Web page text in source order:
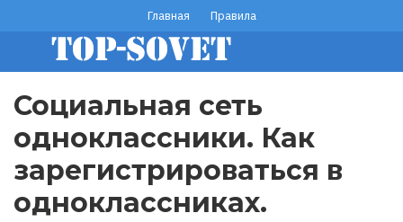
основному
содержанию
footer
menu
Главная Правила
Социальная сеть
одноклассники. Как
зарегистрироваться в
одноклассниках.